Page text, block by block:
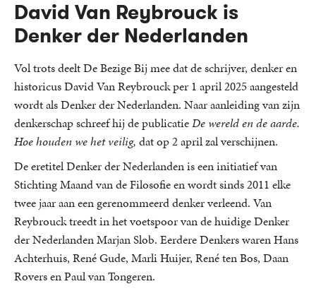
David Van Reybrouck is
Denker der Nederlanden
Vol trots deelt De Bezige Bij mee dat de schrijver, denker en
historicus David Van Reybrouck per 1 april 2025 aangesteld
wordt als Denker der Nederlanden. Naar aanleiding van zijn
denkerschap schreef hij de publicatieDe wereld en de aarde.
Hoe houden we het veilig, dat op 2 april zal verschijnen.
De eretitel Denker der Nederlanden is een initiatief van
Stichting Maand van de Filosofie en wordt sinds 2011 elke
twee jaar aan een gerenommeerd denker verleend. Van
Reybrouck treedt in het voetspoor van de huidige Denker
der Nederlanden Marjan Slob. Eerdere Denkers waren Hans
Achterhuis, René Gude, Marli Huijer, René ten Bos, Daan
Rovers en Paul van Tongeren.